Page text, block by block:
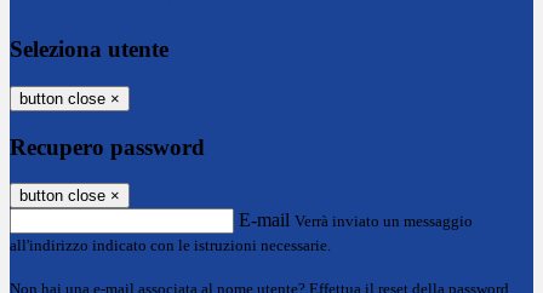
Seleziona utente
button close ×
Recupero password
button close ×
E-mail Verrà inviato un messaggio
all'indirizzo indicato con le istruzioni necessarie.
Non hai una e-mail associata al nome utente? Effettua il reset della password